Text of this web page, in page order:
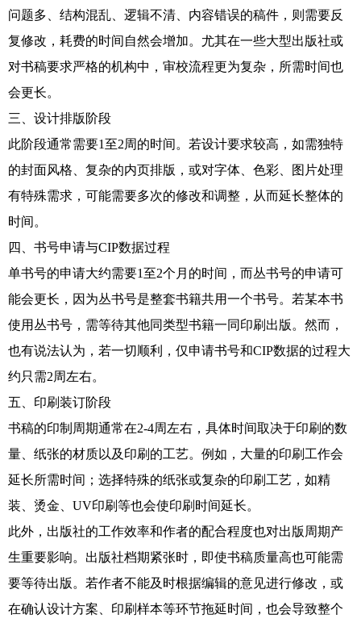
问题多、结构混乱、逻辑不清、内容错误的稿件，则需要反
复修改，耗费的时间自然会增加。尤其在一些大型出版社或
对书稿要求严格的机构中，审校流程更为复杂，所需时间也
会更长。
三、设计排版阶段
此阶段通常需要1至2周的时间。若设计要求较高，如需独特
的封面风格、复杂的内页排版，或对字体、色彩、图片处理
有特殊需求，可能需要多次的修改和调整，从而延长整体的
时间。
四、书号申请与CIP数据过程
单书号的申请大约需要1至2个月的时间，而丛书号的申请可
能会更长，因为丛书号是整套书籍共用一个书号。若某本书
使用丛书号，需等待其他同类型书籍一同印刷出版。然而，
也有说法认为，若一切顺利，仅申请书号和CIP数据的过程大
约只需2周左右。
五、印刷装订阶段
书稿的印制周期通常在2-4周左右，具体时间取决于印刷的数
量、纸张的材质以及印刷的工艺。例如，大量的印刷工作会
延长所需时间；选择特殊的纸张或复杂的印刷工艺，如精
装、烫金、UV印刷等也会使印刷时间延长。
此外，出版社的工作效率和作者的配合程度也对出版周期产
生重要影响。出版社档期紧张时，即使书稿质量高也可能需
要等待出版。若作者不能及时根据编辑的意见进行修改，或
在确认设计方案、印刷样本等环节拖延时间，也会导致整个